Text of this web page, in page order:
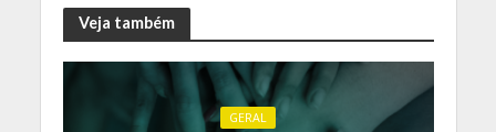
Veja também
GERAL